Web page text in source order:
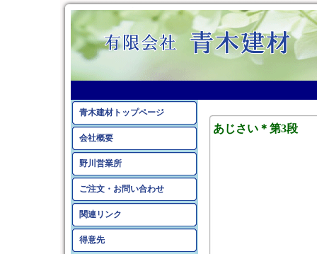
青木建材トップページ
会社概要
野川営業所
ご注文・お問い合わせ
関連リンク
得意先
あじさい＊第3段